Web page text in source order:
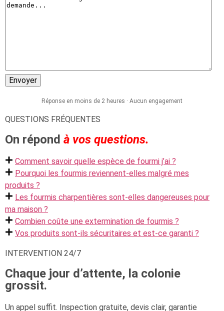
Réponse en moins de 2 heures · Aucun engagement
QUESTIONS FRÉQUENTES
On répond à vos questions.
Comment savoir quelle espèce de fourmi j’ai ?
Pourquoi les fourmis reviennent-elles malgré mes
produits ?
Les fourmis charpentières sont-elles dangereuses pour
ma maison ?
Combien coûte une extermination de fourmis ?
Vos produits sont-ils sécuritaires et est-ce garanti ?
INTERVENTION 24/7
Chaque jour d’attente, la colonie
grossit.
Un appel suffit. Inspection gratuite, devis clair, garantie